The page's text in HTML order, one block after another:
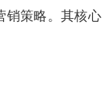
销策略。其核心